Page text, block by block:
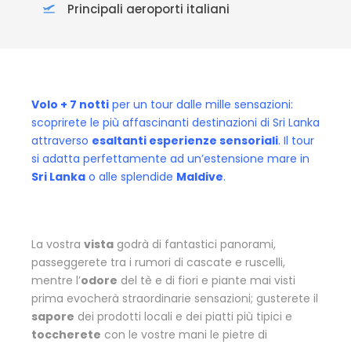
Principali aeroporti italiani
Volo + 7 notti per un tour dalle mille sensazioni:
scoprirete le più affascinanti destinazioni di Sri Lanka
attraverso esaltanti esperienze sensoriali. Il tour
si adatta perfettamente ad un’estensione mare in
Sri Lanka o alle splendide Maldive.
La vostra vista godrà di fantastici panorami,
passeggerete tra i rumori di cascate e ruscelli,
mentre l’odore del tè e di fiori e piante mai visti
prima evocherà straordinarie sensazioni; gusterete il
sapore dei prodotti locali e dei piatti più tipici e
toccherete con le vostre mani le pietre di